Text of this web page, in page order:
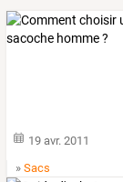
19 avr. 2011
»Sacs